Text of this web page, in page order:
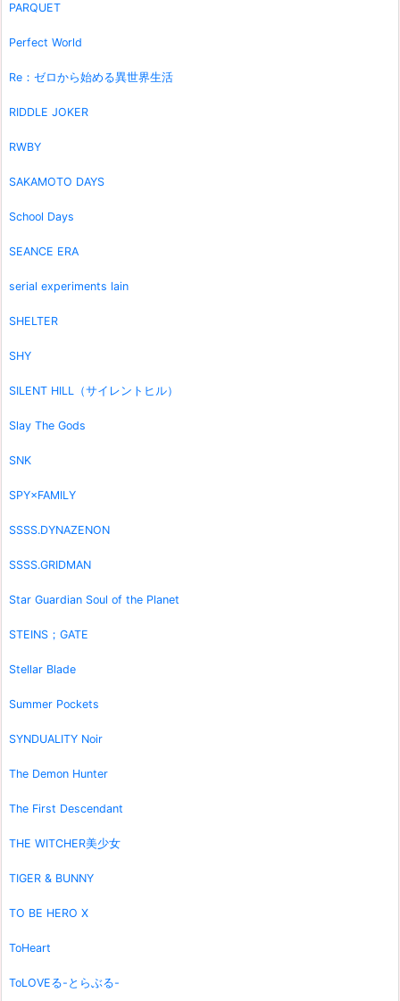
PARQUET
Perfect World
Re：ゼロから始める異世界生活
RIDDLE JOKER
RWBY
SAKAMOTO DAYS
School Days
SEANCE ERA
serial experiments lain
SHELTER
SHY
SILENT HILL（サイレントヒル）
Slay The Gods
SNK
SPY×FAMILY
SSSS.DYNAZENON
SSSS.GRIDMAN
Star Guardian Soul of the Planet
STEINS；GATE
Stellar Blade
Summer Pockets
SYNDUALITY Noir
The Demon Hunter
The First Descendant
THE WITCHER美少女
TIGER & BUNNY
TO BE HERO X
ToHeart
ToLOVEる-とらぶる-